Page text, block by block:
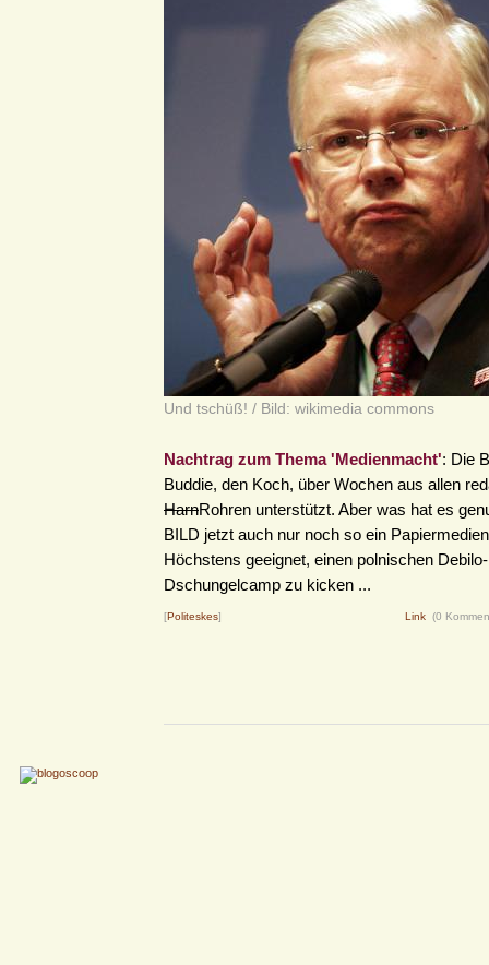
Und tschüß! / Bild: wikimedia commons
Nachtrag zum Thema 'Medienmacht': Die
Buddie, den Koch, über Wochen aus allen
HarnRohren unterstützt. Aber was hat es
BILD jetzt auch nur noch so ein
Höchstens geeignet, einen polnischen
Dschungelcamp zu kicken ...
[Politeskes] Link (0